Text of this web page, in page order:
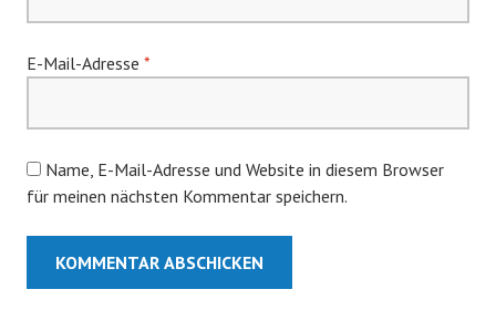
E-Mail-Adresse *
Name, E-Mail-Adresse und Website in diesem Browser
für meinen nächsten Kommentar speichern.